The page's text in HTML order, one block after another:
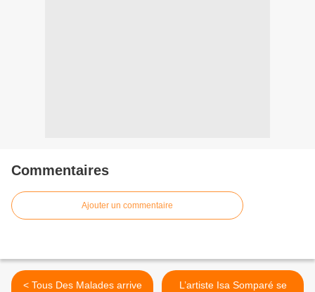
Commentaires
Ajouter un commentaire
< Tous Des Malades arrive
L’artiste Isa Somparé se